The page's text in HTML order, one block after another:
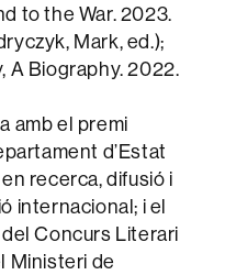
to the War. 2023.
Mark, ed.);
A Biography. 2022.
amb el premi
d’Estat
recerca, difusió i
internacional; i el
Concurs Literari
Ministeri de